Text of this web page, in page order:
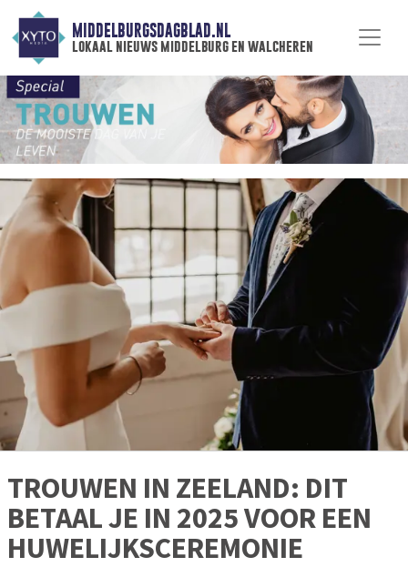
MIDDELBURGSDAGBLAD.NL
lokaal nieuws middelburg en walcheren
TROUWEN IN ZEELAND: DIT
BETAAL JE IN 2025 VOOR EEN
HUWELIJKSCEREMONIE